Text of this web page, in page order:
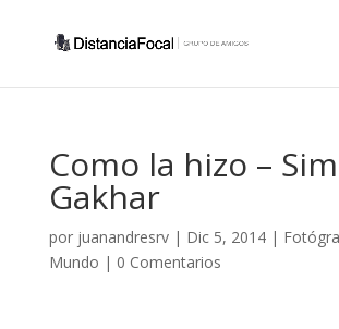
Como la hizo –
Gakhar
por juanandresrv| Dic 5, 2014|
Mundo | 0 Comentarios